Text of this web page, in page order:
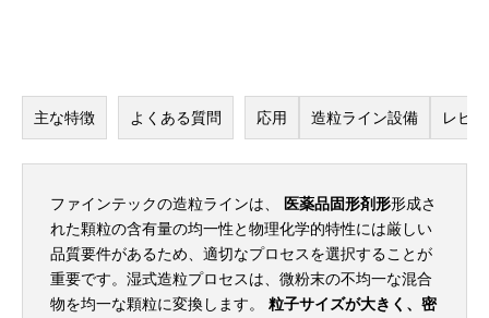
主な特徴 よくある質問 応用 造粒ライン設備 レビ
ファインテックの造粒ラインは、 医薬品固形剤形形成さ
れた顆粒の含有量の均一性と物理化学的特性には厳しい
品質要件があるため、適切なプロセスを選択することが
重要です。湿式造粒プロセスは、微粉末の不均一な混合
物を均一な顆粒に変換します。 粒子サイズが大きく、密